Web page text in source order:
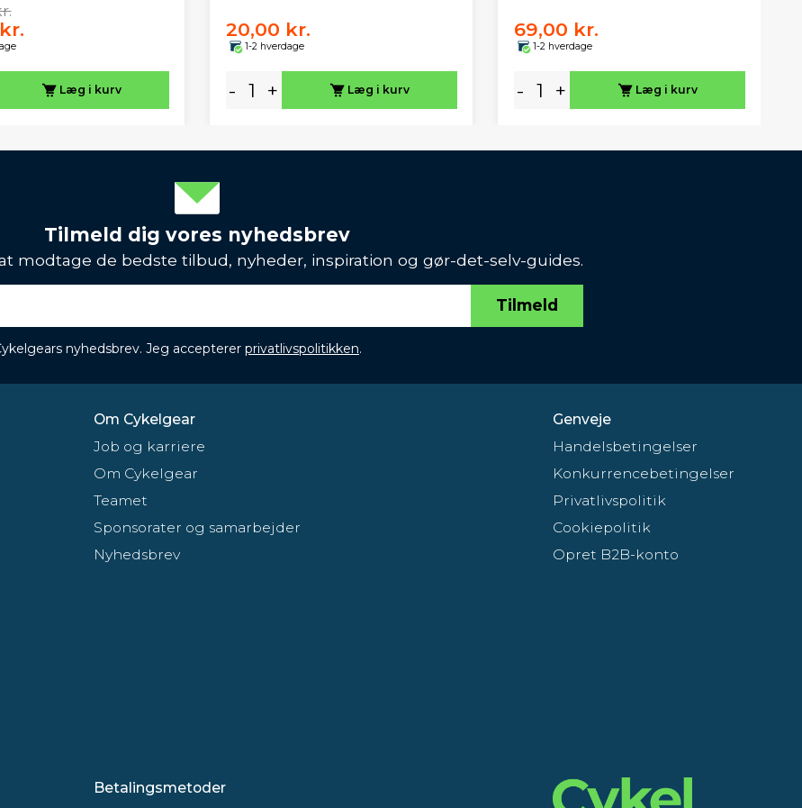
Læg i kurv
20,00 kr.
1-2 hverdage
- + Læg i kurv
69,00 kr.
1-2 hverdage
- + Læg i kurv
Tilmeld dig vores nyhedsbrev
modtage de bedste tilbud, nyheder, inspiration og gør-det-selv-guides.
Tilmeld
nyhedsbrev. Jeg accepterer privatlivspolitikken.
Om Cykelgear
Job og karriere
Om Cykelgear
Teamet
Sponsorater og samarbejder
Nyhedsbrev
Genveje
Handelsbetingelser
Konkurrencebetingelser
Privatlivspolitik
Cookiepolitik
Opret B2B-konto
Betalingsmetoder